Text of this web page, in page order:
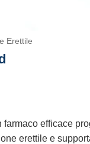
Erettile
farmaco efficace
erettile e